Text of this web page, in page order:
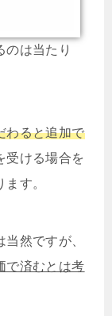
のは当たり
わると追加で
受ける場合を
す。
然ですが、
で済むとは考